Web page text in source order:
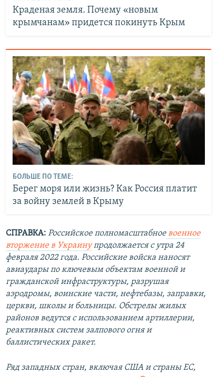
Краденая земля. Почему «новым
крымчанам» придется покинуть Крым
БОЛЬШЕ ПО ТЕМЕ:
Берег моря или жизнь? Как Россия платит
за войну землей в Крыму
СПРАВКА: Российское полномасштабноевоенное
вторжение в Украинупродолжается с утра 24
февраля 2022 года. Российские войска наносят
авиаудары по ключевым объектам военной и
гражданской инфраструктуры, разрушая
аэродромы, воинские части, нефтебазы, заправки,
церкви, школы и больницы. Обстрелы жилых
районов ведутся с использованием артиллерии,
реактивных систем залпового огня и
баллистических ракет.
Ряд западных стран, включая США и страны ЕС,